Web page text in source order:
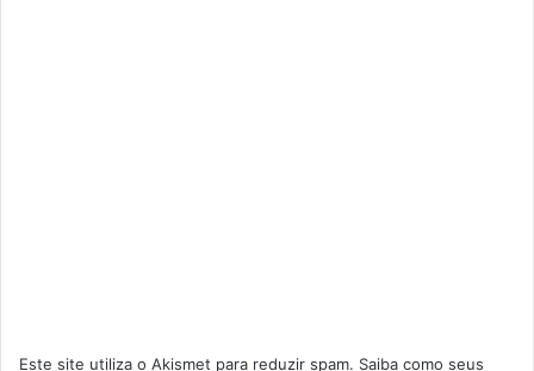
Este site utiliza o Akismet para reduzir spam. Saiba como seus